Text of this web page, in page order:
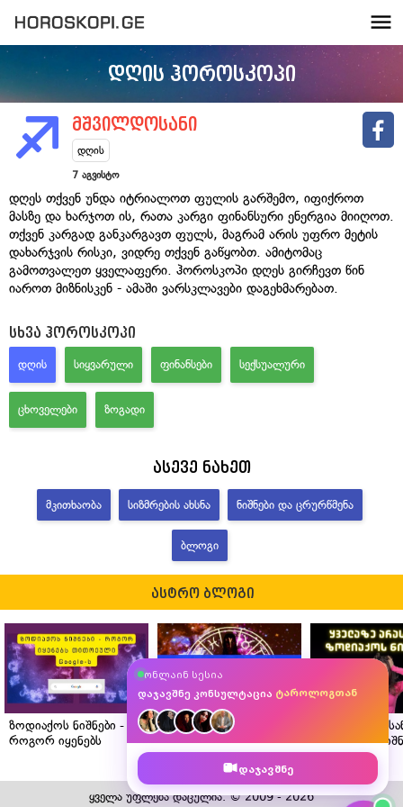
დღის ჰოროსკოპი
მშვილდოსანი
დღის
7 აგვისტო
დღეს თქვენ უნდა იტრიალოთ ფულის გარშემო, იფიქროთ
მასზე და ხარჯოთ ის, რათა კარგი ფინანსური ენერგია მიიღოთ.
თქვენ კარგად განკარგავთ ფულს, მაგრამ არის უფრო მეტის
დახარჯვის რისკი, ვიდრე თქვენ გაწყობთ. ამიტომაც
გამოთვალეთ ყველაფერი. ჰოროსკოპი დღეს გირჩევთ წინ
იაროთ მიზნისკენ - ამაში ვარსკლავები დაგეხმარებათ.
სხვა ჰოროსკოპი
ᲓᲦᲘᲡ ᲡᲘᲧᲕᲐᲠᲣᲚᲘ ᲤᲘᲜᲐᲜᲡᲔᲑᲘ ᲡᲔᲥᲡᲣᲐᲚᲣᲠᲘ
ᲪᲮᲝᲕᲔᲚᲔᲑᲘ ᲖᲝᲒᲐᲓᲘ
ასევე ნახეთ
ᲛᲙᲘᲗᲮᲐᲝᲑᲐ ᲡᲘᲖᲛᲠᲔᲑᲘᲡ ᲐᲮᲡᲜᲐ ᲜᲘᲨᲜᲔᲑᲘ ᲓᲐ ᲪᲠᲣᲠᲬᲛᲔᲜᲐ
ᲑᲚᲝᲒᲘ
ასტრო ბლოგი
ზოდიაქოს ნიშნები -
როგორ იყენებს
თითოეული Google-ს?
ასტროლოგის რჩევები
ზოდიაქოს თითოეული
ნიშნისთვის
საცხოვრებლის სწორი
შერჩევისთვის
ყველაზე
ზოდიაქოს
ყველა უფლება დაცულია. © 2009 - 2026
ონლაინ სესია
დაჯავშნე კონსულტაცია ტაროლოგთან
დაჯავშნე